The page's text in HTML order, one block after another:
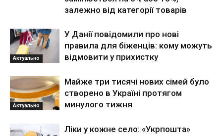
залежно від категорії товарів
Актуально
У Данії повідомили про нові
правила для біженців: кому можуть
відмовити у прихистку
Актуально
Майже три тисячі нових сімей було
створено в Україні протягом
минулого тижня
Ліки у кожне село: «Укрпошта»